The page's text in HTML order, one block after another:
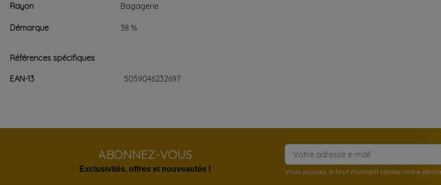
Rayon Bagagerie
Démarque 38 %
Références spécifiques
EAN-13 5059046232697
ABONNEZ-VOUS
Exclusivités, offres et nouveautés ! Vous pouvez à tout moment résilier votre